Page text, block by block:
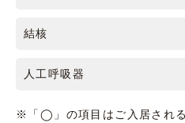
結核
人工呼吸器
※「◯」の項目はご入居され